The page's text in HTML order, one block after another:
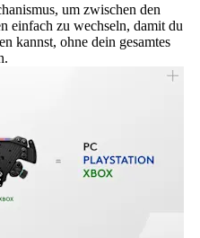
um zwischen den
einfach zu wechseln, damit du
kannst, ohne dein gesamtes